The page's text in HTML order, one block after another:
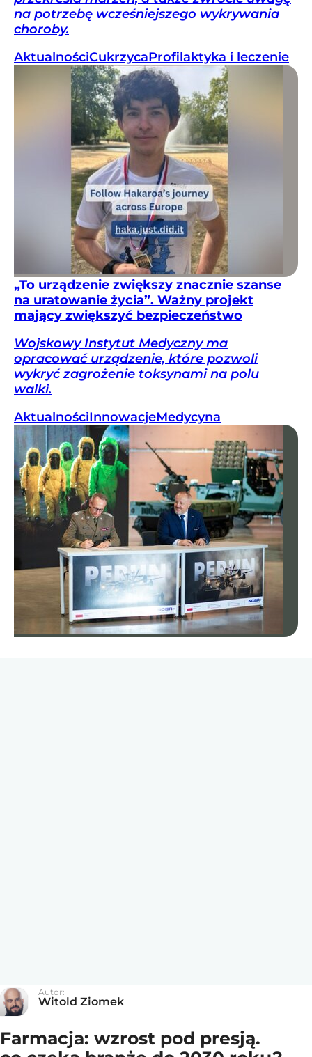
na potrzebę wcześniejszego wykrywania
choroby.
AktualnościCukrzycaProfilaktyka i leczenie
„To urządzenie zwiększy znacznie szanse
na uratowanie życia”. Ważny projekt
mający zwiększyć bezpieczeństwo
Wojskowy Instytut Medyczny ma
opracować urządzenie, które pozwoli
wykryć zagrożenie toksynami na polu
walki.
AktualnościInnowacjeMedycyna
Autor:
Witold Ziomek
Farmacja: wzrost pod presją.